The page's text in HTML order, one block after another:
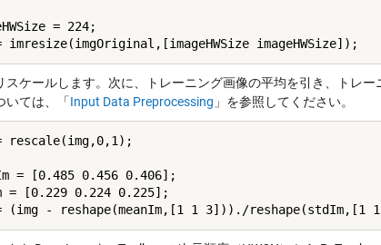
= 224;
スケールします。次に、トレーニング画像の平均を引き、トレ
いては、「Input Data Preprocessing 」を参照してください。
rescale(img,0,1);
= [0.485 0.456 0.406];
= [0.229 0.224 0.225];